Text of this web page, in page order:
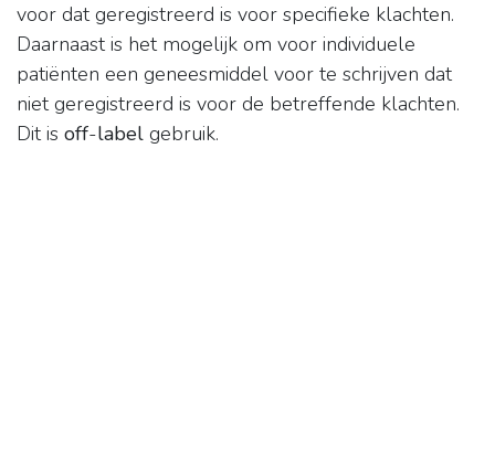
voor dat geregistreerd is voor specifieke klachten.
Daarnaast is het mogelijk om voor individuele
patiënten een geneesmiddel voor te schrijven dat
niet geregistreerd is voor de betreffende klachten.
Dit is off-label gebruik.